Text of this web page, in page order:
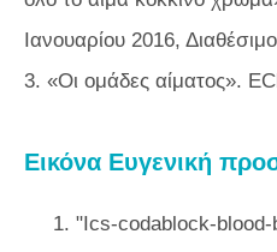
Ιανουαρίου 2016,
3. «Οι ομάδες αίματος».
Εικόνα Ευγενική
1. "Ics-codablock-